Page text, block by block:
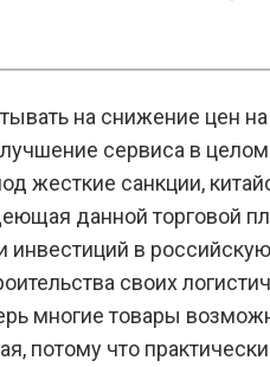
на снижение цен
сервиса в
жесткие санкции,
данной торговой
инвестиций в
своих
многие товары
потому что